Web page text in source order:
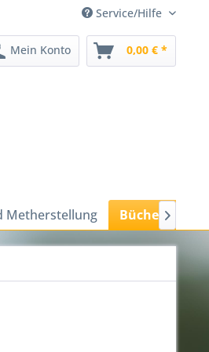
Service/Hilfe
Mein Konto 0,00 € *
Metherstellung Bücher und
